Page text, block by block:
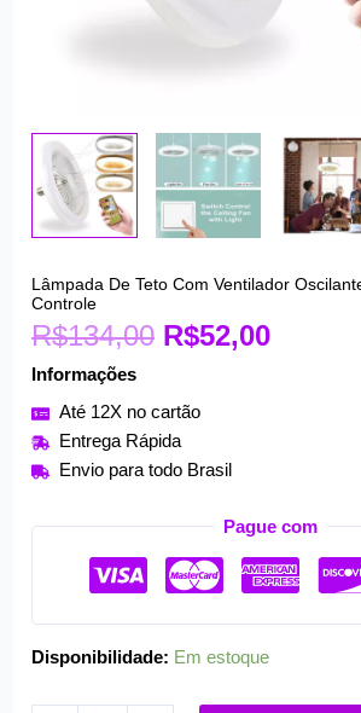
Lâmpada De Teto Com Ventilador
Controle
R$134,00
O
preço
original
R$134,00.
R$52,00
O
atual
Informações
Até 12X no cartão
Entrega Rápida
Envio para todo Brasil
Pague com
Disponibilidade: Em estoque
Lâmpada
De
Teto
Com
Ventilador
Oscilante,
30w